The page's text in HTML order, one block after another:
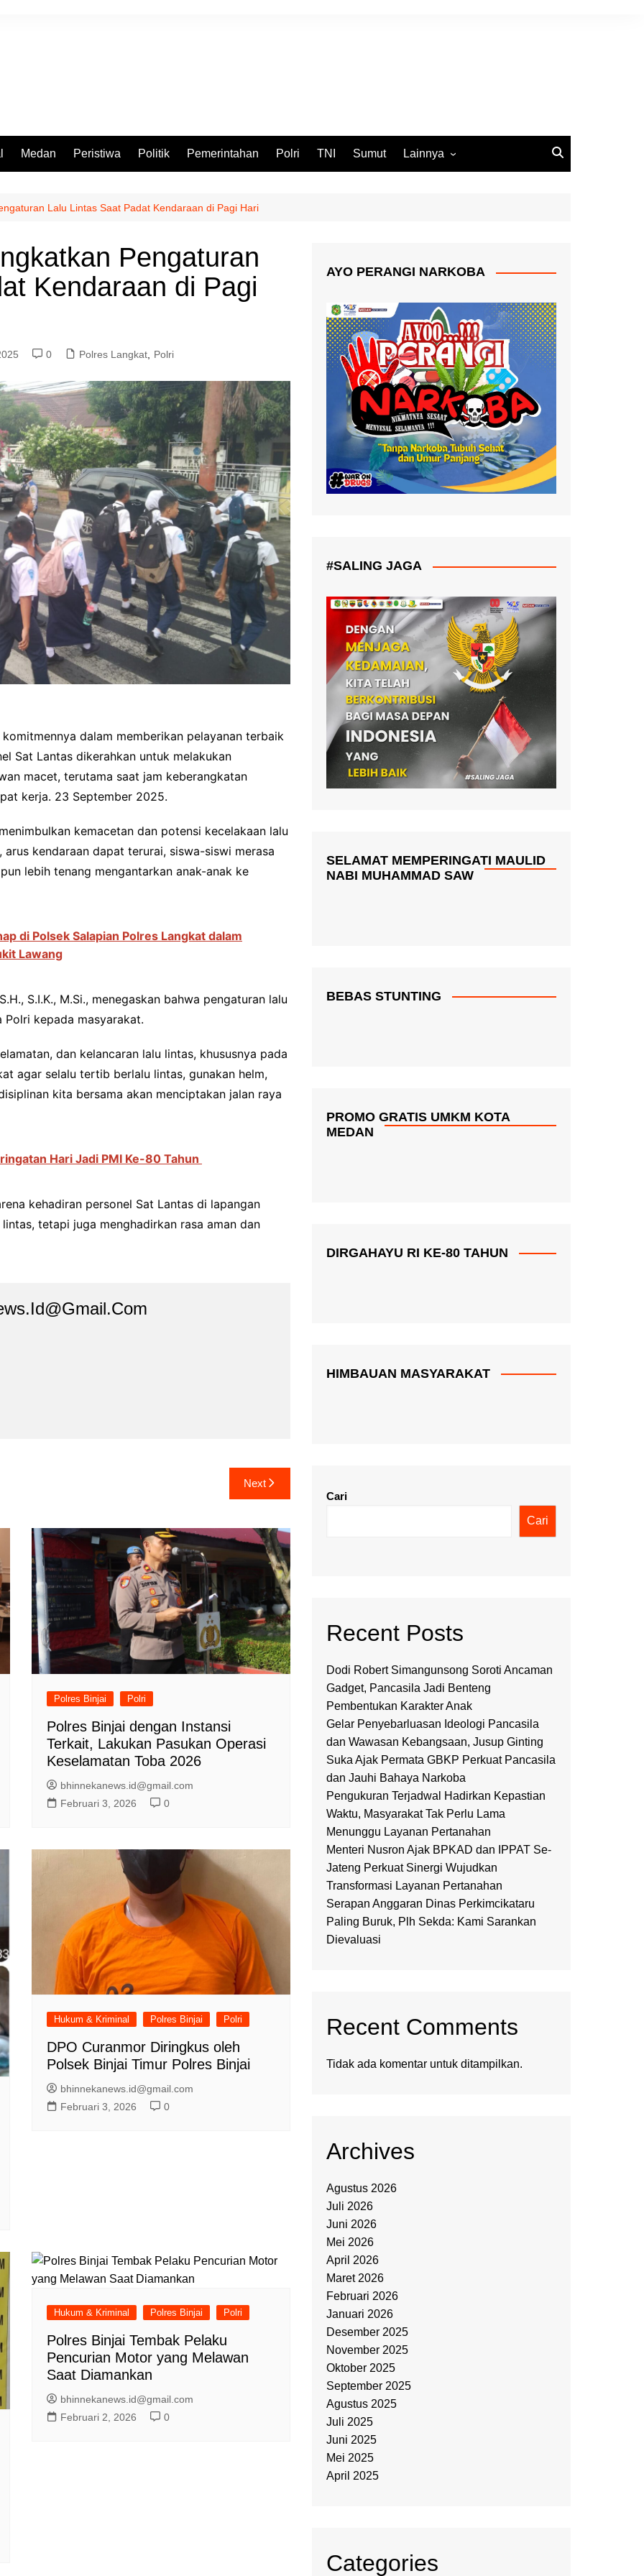
Medan Peristiwa Politik Pemerintahan Polri TNI Sumut Lainnya
Lalu Lintas Saat Padat Kendaraan di Pagi Hari
Pengaturan
Kendaraan di Pagi
0 Polres Langkat Polri
dalam memberikan pelayanan terbaik
Sat Lantas dikerahkan untuk melakukan
macet, terutama saat jam keberangkatan
kerja. 23 September 2025.
kemacetan dan potensi kecelakaan lalu
kendaraan dapat terurai, siswa-siswi merasa
lebih tenang mengantarkan anak-anak ke
di Polsek Salapian Polres Langkat dalam
Lawang
S.I.K., M.Si., menegaskan bahwa pengaturan lalu
kepada masyarakat.
dan kelancaran lalu lintas, khususnya pada
agar selalu tertib berlalu lintas, gunakan helm,
kita bersama akan menciptakan jalan raya
Hari Jadi PMI Ke-80 Tahun
kehadiran personel Sat Lantas di lapangan
tetapi juga menghadirkan rasa aman dan
Next
Polres Binjai Polri
Polres Binjai dengan Instansi
Terkait, Lakukan Pasukan Operasi
Keselamatan Toba 2026
bhinnekanews.id@gmail.com
Februari 3, 2026
0
Hukum & Kriminal Polres Binjai Polri
DPO Curanmor Diringkus oleh
Polsek Binjai Timur Polres Binjai
bhinnekanews.id@gmail.com
Februari 3, 2026
0
Hukum & Kriminal Polres Binjai Polri
Polres Binjai Tembak Pelaku
Pencurian Motor yang Melawan
Saat Diamankan
bhinnekanews.id@gmail.com
Februari 2, 2026
0
AYO PERANGI NARKOBA
#SALING JAGA
SELAMAT MEMPERINGATI MAULID
NABI MUHAMMAD SAW
BEBAS STUNTING
PROMO GRATIS UMKM KOTA
MEDAN
DIRGAHAYU RI KE-80 TAHUN
HIMBAUAN MASYARAKAT
Cari
Cari
Recent Posts
Dodi Robert Simangunsong Soroti Ancaman
Gadget, Pancasila Jadi Benteng
Pembentukan Karakter Anak
Gelar Penyebarluasan Ideologi Pancasila
dan Wawasan Kebangsaan, Jusup Ginting
Suka Ajak Permata GBKP Perkuat Pancasila
dan Jauhi Bahaya Narkoba
Pengukuran Terjadwal Hadirkan Kepastian
Waktu, Masyarakat Tak Perlu Lama
Menunggu Layanan Pertanahan
Menteri Nusron Ajak BPKAD dan IPPAT Se-
Jateng Perkuat Sinergi Wujudkan
Transformasi Layanan Pertanahan
Serapan Anggaran Dinas Perkimcikataru
Paling Buruk, Plh Sekda: Kami Sarankan
Dievaluasi
Recent Comments
Tidak ada komentar untuk ditampilkan.
Archives
Agustus 2026
Juli 2026
Juni 2026
Mei 2026
April 2026
Maret 2026
Februari 2026
Januari 2026
Desember 2025
November 2025
Oktober 2025
September 2025
Agustus 2025
Juli 2025
Juni 2025
Mei 2025
April 2025
Categories